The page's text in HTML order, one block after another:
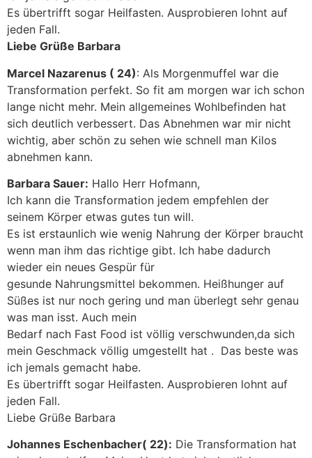
Es übertrifft sogar Heilfasten. Ausprobieren lohnt auf
jeden Fall.
Liebe Grüße Barbara
Marcel Nazarenus ( 24): Als Morgenmuffel war die
Transformation perfekt. So fit am morgen war ich schon
lange nicht mehr. Mein allgemeines Wohlbefinden hat
sich deutlich verbessert. Das Abnehmen war mir nicht
wichtig, aber schön zu sehen wie schnell man Kilos
abnehmen kann.
Barbara Sauer: Hallo Herr Hofmann,
Ich kann die Transformation jedem empfehlen der
seinem Körper etwas gutes tun will.
Es ist erstaunlich wie wenig Nahrung der Körper braucht
wenn man ihm das richtige gibt. Ich habe dadurch
wieder ein neues Gespür für
gesunde Nahrungsmittel bekommen. Heißhunger auf
Süßes ist nur noch gering und man überlegt sehr genau
was man isst. Auch mein
Bedarf nach Fast Food ist völlig verschwunden,da sich
mein Geschmack völlig umgestellt hat . Das beste was
ich jemals gemacht habe.
Es übertrifft sogar Heilfasten. Ausprobieren lohnt auf
jeden Fall.
Liebe Grüße Barbara
Johannes Eschenbacher( 22): Die Transformation hat